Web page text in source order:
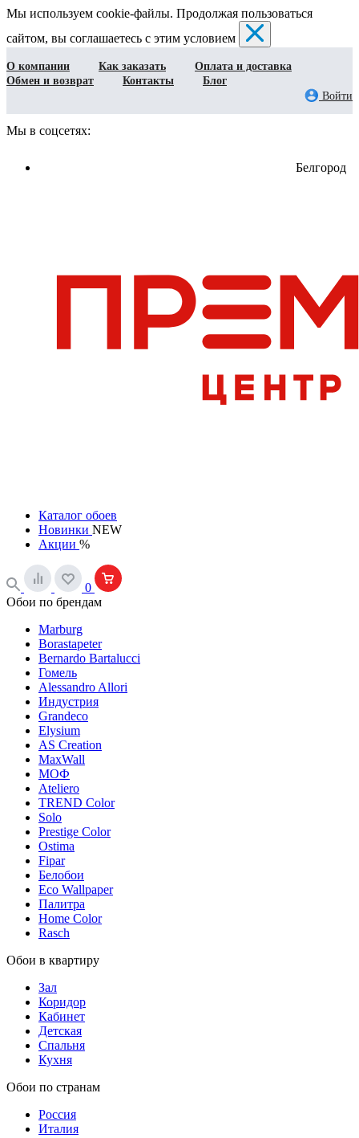
Мы используем cookie-файлы. Продолжая пользоваться
сайтом, вы соглашаетесь с этим условием
О компании Как заказать
Оплата и доставка
Обмен и возврат
Контакты
Блог
Войти
Мы в соцсетях:
Белгород
Каталог обоев
Новинки NEW
Акции %
0
Обои по брендам
Marburg
Borastapeter
Bernardo Bartalucci
Гомель
Alessandro Allori
Индустрия
Grandeco
Elysium
AS Creation
MaxWall
МОФ
Ateliero
TREND Color
Solo
Prestige Color
Ostima
Fipar
Белобои
Eco Wallpaper
Палитра
Home Color
Rasch
Обои в квартиру
Зал
Коридор
Кабинет
Детская
Спальня
Кухня
Обои по странам
Россия
Италия